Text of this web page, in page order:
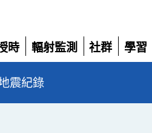
時
輻射監測
展
開
社群
展
學習
展
震紀錄